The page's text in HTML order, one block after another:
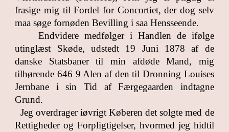
frasige mig til Fordel for Concortiet, der dog selv
maa søge fornøden Bevilling i saa Hensseende.
Endvidere medfølger i Handlen de ifølge
utinglæst Skøde, udstedt 19 Juni 1878 af de
danske Statsbaner til min afdøde Mand, mig
tilhørende 646 9 Alen af den til Dronning Louises
Jernbane i sin Tid af Færgegaarden indtagne
Grund.
Jeg overdrager iøvrigt Køberen det solgte med de
Rettigheder og Forpligtigelser, hvormed jeg hidtil